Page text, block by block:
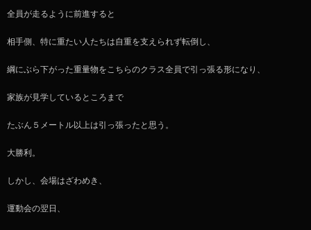
全員が走るように前進すると
相手側、特に重たい人たちは自重を支えられず転倒し、
綱にぶら下がった重量物をこちらのクラス全員で引っ張る形になり、
家族が見学しているところまで
たぶん５メートル以上は引っ張ったと思う。
大勝利。
しかし、会場はざわめき、
運動会の翌日、